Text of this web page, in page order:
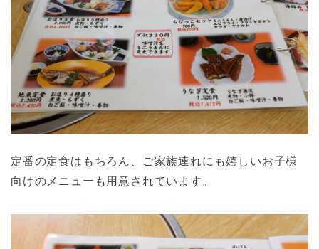
定番の定食はもちろん、ご家族連れにも嬉しいお子様
向けのメニューも用意されています。